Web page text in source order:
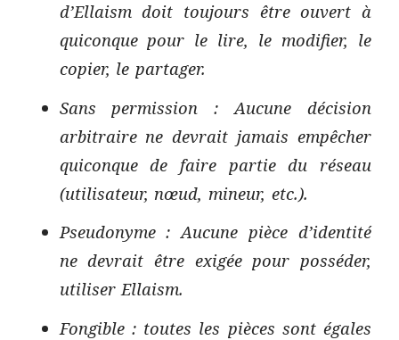
d’Ellaism doit toujours être ouvert à
quiconque pour le lire, le modifier, le
copier, le partager.
Sans permission : Aucune décision
arbitraire ne devrait jamais empêcher
quiconque de faire partie du réseau
(utilisateur, nœud, mineur, etc.).
Pseudonyme : Aucune pièce d’identité
ne devrait être exigée pour posséder,
utiliser Ellaism.
Fongible : toutes les pièces sont égales